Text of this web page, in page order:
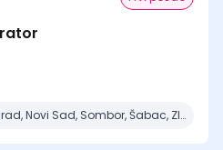
Beograd, Novi Sad, Sombor, Šabac, Zlatibor + 1 mesto